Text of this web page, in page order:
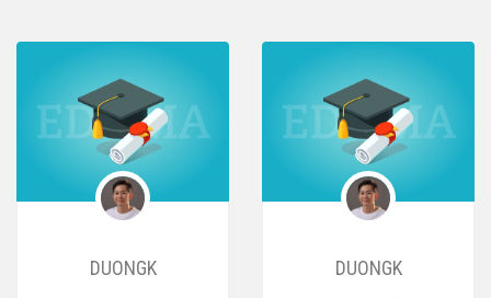
DUONGK DUONGK